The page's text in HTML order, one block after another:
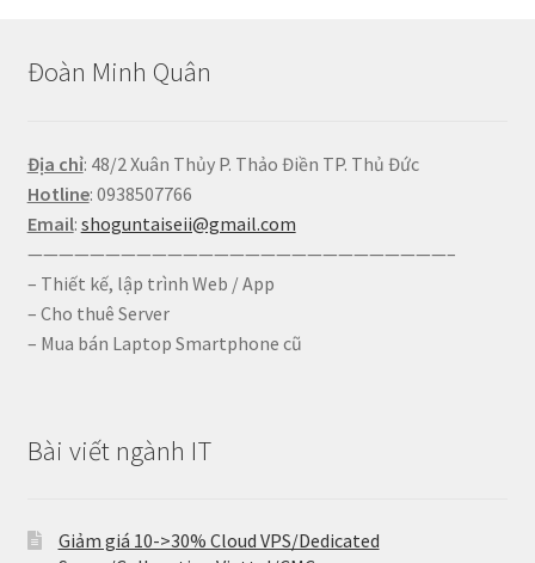
Đoàn Minh Quân
Địa chỉ: 48/2 Xuân Thủy P. Thảo Điền TP. Thủ Đức
Hotline: 0938507766
Email: shoguntaiseii@gmail.com
———————————————————————————–
– Thiết kế, lập trình Web / App
– Cho thuê Server
– Mua bán Laptop Smartphone cũ
Bài viết ngành IT
Giảm giá 10->30% Cloud VPS/Dedicated